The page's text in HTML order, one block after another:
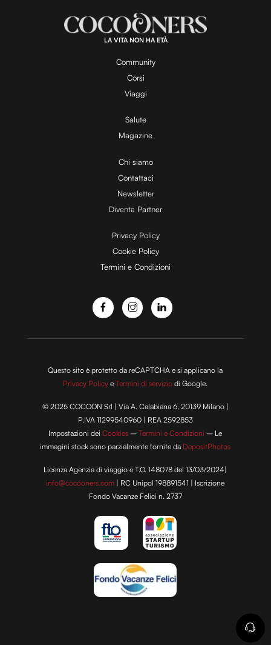
a
y
V
i
d
e
o
:
1
0
0
.
0
LA VITA NON HA ETÀ
Community
Corsi
Viaggi
Salute
Magazine
Chi siamo
Contattaci
Newsletter
Diventa Partner
Privacy Policy
Cookie Policy
Termini e Condizioni
Questo sito è protetto da reCAPTCHA e si applicano la
Privacy Policy eTermini di servizio di Google.
© 2025 COCOON Srl | Via A. Calabiana 6, 20139 Milano |
P.IVA 11299540960 | REA 2592853
Impostazioni deiCookies –Termini e Condizioni – Le
immagini stock sono parzialmente fornite da DepositPhotos
Licenza Agenzia di viaggio e T.O. 148078 del 13/03/2024|
info@cocooners.com | RC Unipol 198891541 | Iscrizione
Fondo Vacanze Felici n. 2737